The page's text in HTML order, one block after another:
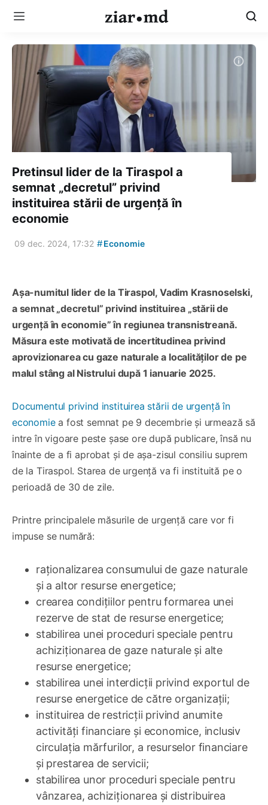
Pretinsul lider de la Tiraspol a
semnat „decretul” privind
instituirea stării de urgență în
economie
09 dec. 2024, 17:32 #Economie
Așa-numitul lider de la Tiraspol, Vadim Krasnoselski,
a semnat „decretul” privind instituirea „stării de
urgență în economie” în regiunea transnistreană.
Măsura este motivată de incertitudinea privind
aprovizionarea cu gaze naturale a localităților de pe
malul stâng al Nistrului după 1 ianuarie 2025.
Documentul privind instituirea stării de urgență în
economiea fost semnat pe 9 decembrie și urmează să
intre în vigoare peste șase ore după publicare, însă nu
înainte de a fi aprobat și de așa-zisul consiliu suprem
de la Tiraspol. Starea de urgență va fi instituită pe o
perioadă de 30 de zile.
Printre principalele măsurile de urgență care vor fi
impuse se numără:
raționalizarea consumului de gaze naturale
și a altor resurse energetice;
crearea condițiilor pentru formarea unei
rezerve de stat de resurse energetice;
stabilirea unei proceduri speciale pentru
achiziționarea de gaze naturale și alte
resurse energetice;
stabilirea unei interdicții privind exportul de
resurse energetice de către organizații;
instituirea de restricții privind anumite
activități financiare și economice, inclusiv
circulația mărfurilor, a resurselor financiare
și prestarea de servicii;
stabilirea unor proceduri speciale pentru
vânzarea, achiziționarea și distribuirea